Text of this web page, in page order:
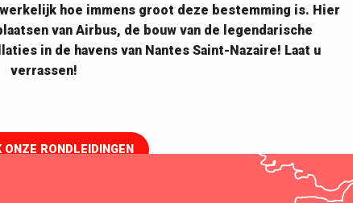
hoe immens groot deze bestemming is. Hier
van Airbus, de bouw van de legendarische
in de havens van Nantes Saint-Nazaire! Laat u
verrassen!
ONZE RONDLEIDINGEN